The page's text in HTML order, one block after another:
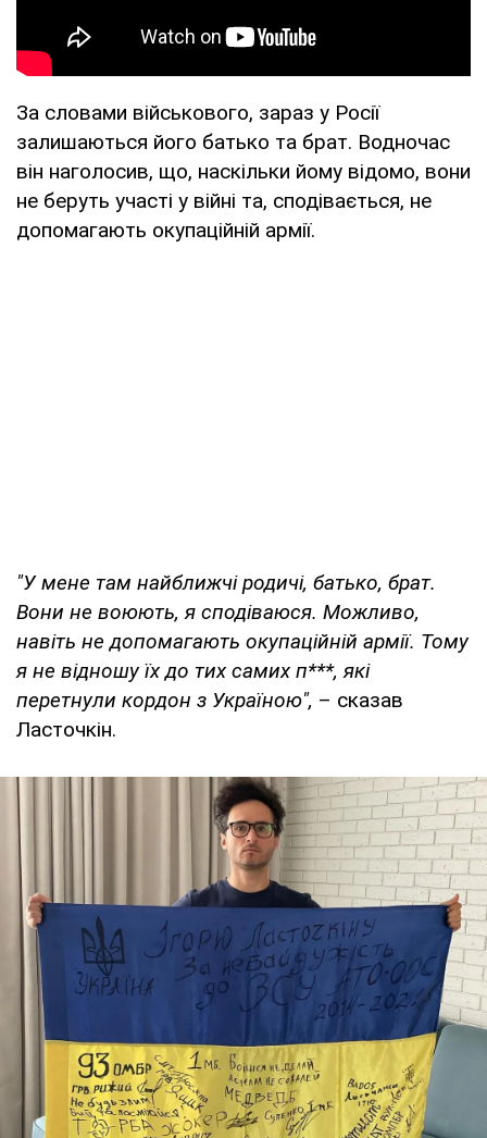
За словами військового, зараз у Росії
залишаються його батько та брат. Водночас
він наголосив, що, наскільки йому відомо, вони
не беруть участі у війні та, сподівається, не
допомагають окупаційній армії.
"У мене там найближчі родичі, батько, брат.
Вони не воюють, я сподіваюся. Можливо,
навіть не допомагають окупаційній армії. Тому
я не відношу їх до тих самих п***, які
перетнули кордон з Україною", – сказав
Ласточкін.